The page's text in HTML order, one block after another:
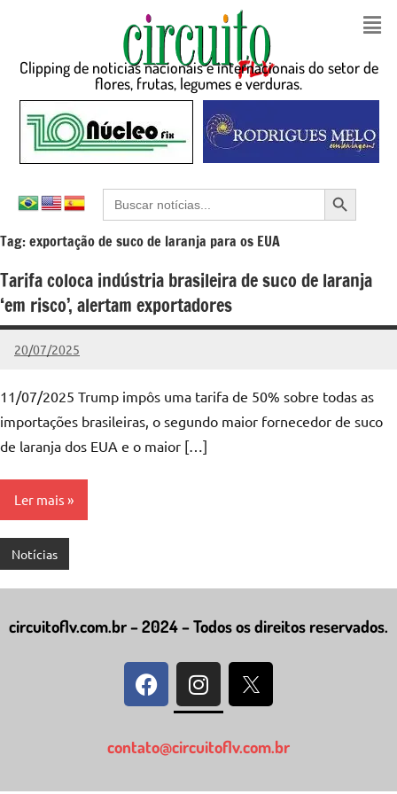
Clipping de noticias nacionais e internacionais do setor de
flores, frutas, legumes e verduras.
Search
for:
Search Button
Tag:exportação de suco de laranja para os EUA
Tarifa coloca indústria brasileira de suco de laranja
‘em risco’, alertam exportadores
20/07/2025
admin
Nenhum
11/07/2025 Trump impôs uma tarifa de 50% sobre todas as
importações brasileiras, o segundo maior fornecedor de suco
de laranja dos EUA e o maior […]
Ler mais
Notícias
circuitoflv.com.br – 2024 – Todos os direitos reservados.
contato@circuitoflv.com.br